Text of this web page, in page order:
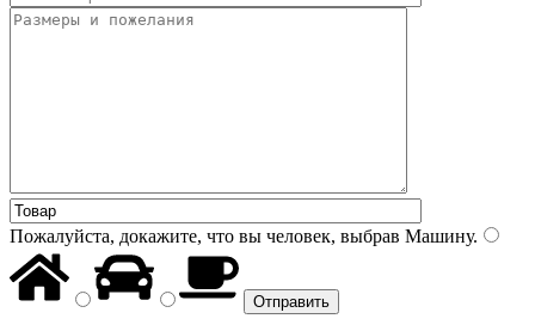
Пожалуйста, докажите, что вы человек, выбрав Машину.